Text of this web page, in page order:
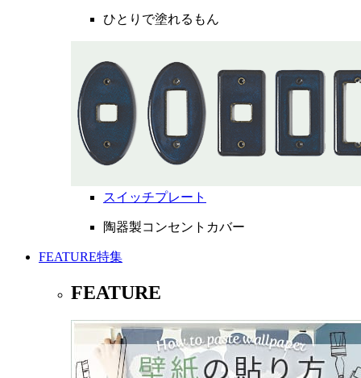
ひとりで塗れるもん
スイッチプレート
陶器製コンセントカバー
FEATURE特集
FEATURE